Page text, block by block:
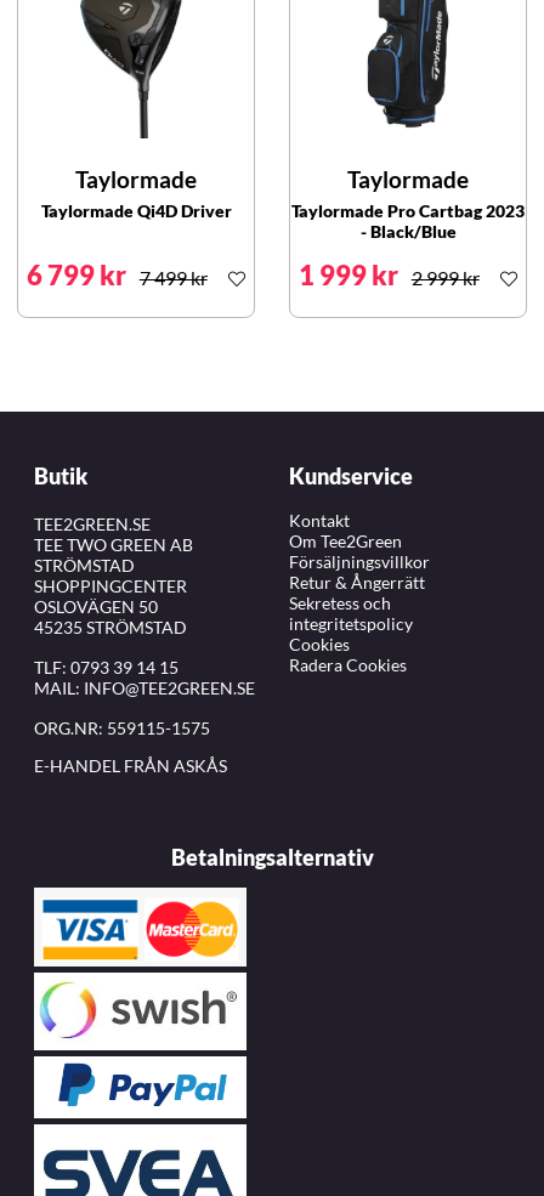
Taylormade
Taylormade Qi4D Driver
6 799 kr 7 499 kr
Taylormade
Taylormade Pro Cartbag 2023
- Black/Blue
1 999 kr 2 999 kr
Butik
TEE2GREEN.SE
TEE TWO GREEN AB
STRÖMSTAD
SHOPPINGCENTER
OSLOVÄGEN 50
45235 STRÖMSTAD
TLF: 0793 39 14 15
MAIL: INFO@TEE2GREEN.SE
ORG.NR: 559115-1575
E-HANDEL FRÅN ASKÅS
Kundservice
Kontakt
Om Tee2Green
Försäljningsvillkor
Retur & Ångerrätt
Sekretess och
integritetspolicy
Cookies
Radera Cookies
Betalningsalternativ